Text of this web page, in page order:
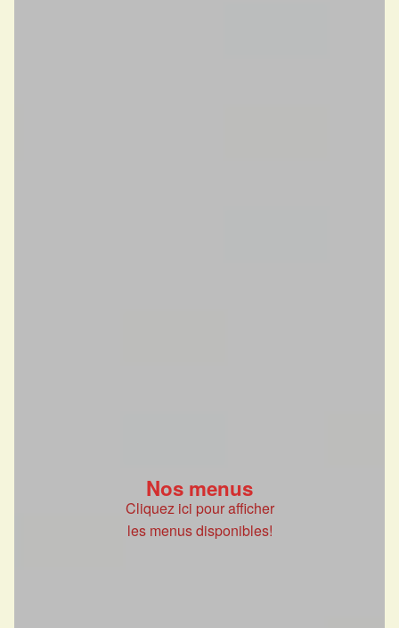
Nos menus
Cliquez ici pour afficher
les menus disponibles!